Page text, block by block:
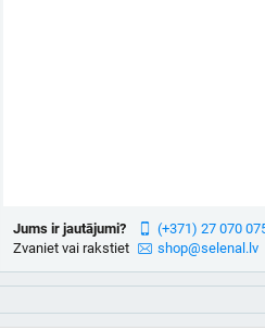
Jums ir jautājumi?
Zvaniet vai rakstiet
(+371) 27 070
shop@selenal.lv